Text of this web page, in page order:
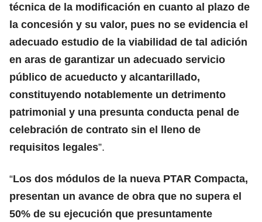
técnica de la modificación en cuanto al plazo de
la concesión y su valor, pues no se evidencia el
adecuado estudio de la viabilidad de tal adición
en aras de garantizar un adecuado servicio
público de acueducto y alcantarillado,
constituyendo notablemente un detrimento
patrimonial y una presunta conducta penal de
celebración de contrato sin el lleno de
requisitos legales”.
“Los dos módulos de la nueva PTAR Compacta,
presentan un avance de obra que no supera el
50% de su ejecución que presuntamente